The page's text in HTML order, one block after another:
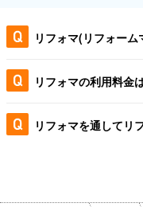
リフォマ(リフォーム
リフォマの利用料金
リフォマを通してリ